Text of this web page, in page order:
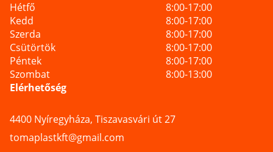
Hétfő
8:00-17:00
Kedd
8:00-17:00
Szerda
8:00-17:00
Csütörtök
8:00-17:00
Péntek
8:00-17:00
Szombat
8:00-13:00
Elérhetőség
4400 Nyíregyháza, Tiszavasvári út 27
tomaplastkft@gmail.com